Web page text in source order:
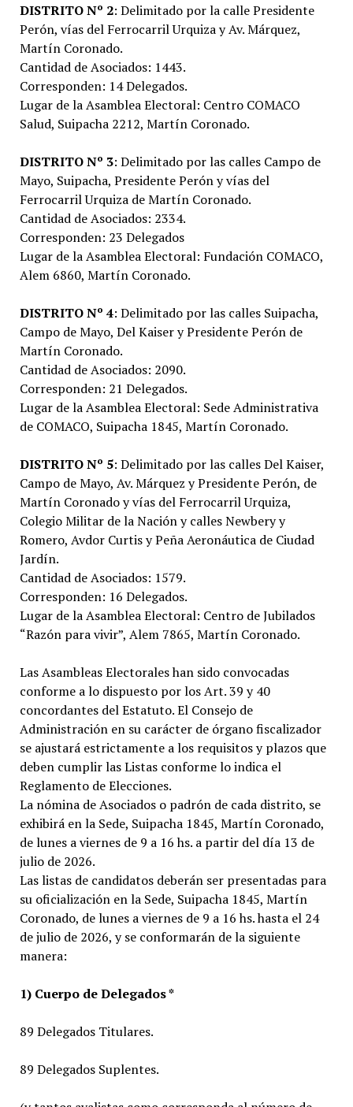
DISTRITO Nº 2: Delimitado por la calle Presidente
Perón, vías del Ferrocarril Urquiza y Av. Márquez,
Martín Coronado.
Cantidad de Asociados: 1443.
Corresponden: 14 Delegados.
Lugar de la Asamblea Electoral: Centro COMACO
Salud, Suipacha 2212, Martín Coronado.
DISTRITO Nº 3: Delimitado por las calles Campo de
Mayo, Suipacha, Presidente Perón y vías del
Ferrocarril Urquiza de Martín Coronado.
Cantidad de Asociados: 2334.
Corresponden: 23 Delegados
Lugar de la Asamblea Electoral: Fundación COMACO,
Alem 6860, Martín Coronado.
DISTRITO Nº 4: Delimitado por las calles Suipacha,
Campo de Mayo, Del Kaiser y Presidente Perón de
Martín Coronado.
Cantidad de Asociados: 2090.
Corresponden: 21 Delegados.
Lugar de la Asamblea Electoral: Sede Administrativa
de COMACO, Suipacha 1845, Martín Coronado.
DISTRITO Nº 5: Delimitado por las calles Del Kaiser,
Campo de Mayo, Av. Márquez y Presidente Perón, de
Martín Coronado y vías del Ferrocarril Urquiza,
Colegio Militar de la Nación y calles Newbery y
Romero, Avdor Curtis y Peña Aeronáutica de Ciudad
Jardín.
Cantidad de Asociados: 1579.
Corresponden: 16 Delegados.
Lugar de la Asamblea Electoral: Centro de Jubilados
“Razón para vivir”, Alem 7865, Martín Coronado.
Las Asambleas Electorales han sido convocadas
conforme a lo dispuesto por los Art. 39 y 40
concordantes del Estatuto. El Consejo de
Administración en su carácter de órgano fiscalizador
se ajustará estrictamente a los requisitos y plazos que
deben cumplir las Listas conforme lo indica el
Reglamento de Elecciones.
La nómina de Asociados o padrón de cada distrito, se
exhibirá en la Sede, Suipacha 1845, Martín Coronado,
de lunes a viernes de 9 a 16 hs. a partir del día 13 de
julio de 2026.
Las listas de candidatos deberán ser presentadas para
su oficialización en la Sede, Suipacha 1845, Martín
Coronado, de lunes a viernes de 9 a 16 hs. hasta el 24
de julio de 2026, y se conformarán de la siguiente
manera:
1) Cuerpo de Delegados *
89 Delegados Titulares.
89 Delegados Suplentes.